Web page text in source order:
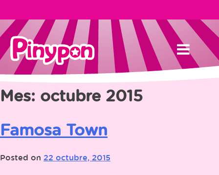
to
content
Mes: octubre 2015
Famosa Town
Posted on 22 octubre, 2015